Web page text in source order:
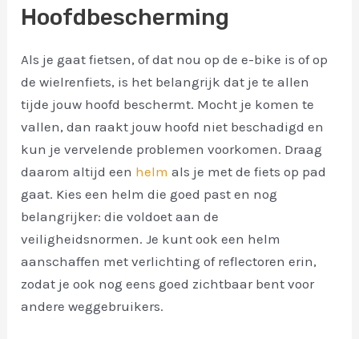
Hoofdbescherming
Als je gaat fietsen, of dat nou op de e-bike is of op
de wielrenfiets, is het belangrijk dat je te allen
tijde jouw hoofd beschermt. Mocht je komen te
vallen, dan raakt jouw hoofd niet beschadigd en
kun je vervelende problemen voorkomen. Draag
daarom altijd een helm als je met de fiets op pad
gaat. Kies een helm die goed past en nog
belangrijker: die voldoet aan de
veiligheidsnormen. Je kunt ook een helm
aanschaffen met verlichting of reflectoren erin,
zodat je ook nog eens goed zichtbaar bent voor
andere weggebruikers.